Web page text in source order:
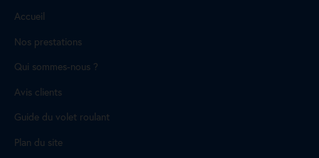
Accueil
Nos prestations
Qui sommes-nous ?
Avis clients
Guide du volet roulant
Plan du site